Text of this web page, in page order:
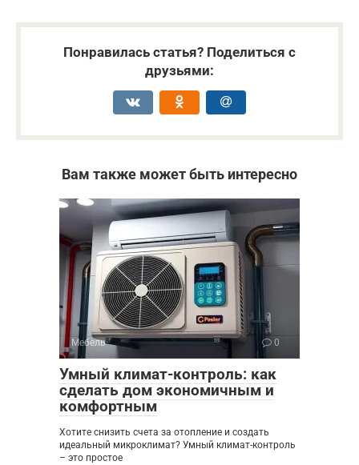
Понравилась статья? Поделиться с
друзьями:
Вам также может быть интересно
Мебель 0
Умный климат-контроль: как
сделать дом экономичным и
комфортным
Хотите снизить счета за отопление и создать
идеальный микроклимат? Умный климат-контроль
– это простое